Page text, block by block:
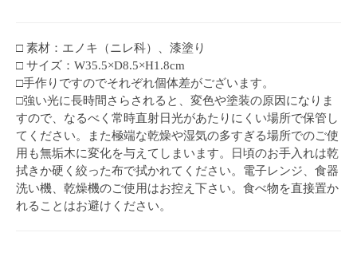
□ 素材：エノキ（ニレ科）、漆塗り
□ サイズ：W35.5×D8.5×H1.8cm
□手作りですのでそれぞれ個体差がございます。
□強い光に長時間さらされると、変色や塗装の原因になりま
すので、なるべく常時直射日光があたりにくい場所で保管し
てください。また極端な乾燥や湿気の多すぎる場所でのご使
用も無垢木に変化を与えてしまいます。日頃のお手入れは乾
拭きか硬く絞った布で拭かれてください。電子レンジ、食器
洗い機、乾燥機のご使用はお控え下さい。食べ物を直接置か
れることはお避けください。